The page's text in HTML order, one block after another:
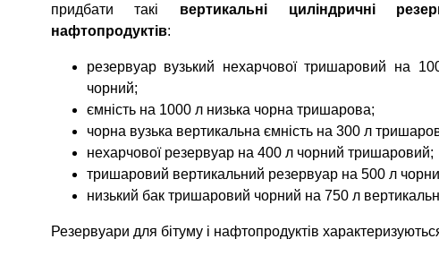
придбати такі вертикальні циліндричні
нафтопродуктів:
резервуар вузький нехарчової тришаровий на
чорний;
ємність на 1000 л низька чорна тришарова;
чорна вузька вертикальна ємність на 300 л
нехарчової резервуар на 400 л чорний тришаровий;
тришаровий вертикальний резервуар на 500 л
низький бак тришаровий чорний на 750 л
Резервуари для бітуму і нафтопродуктів